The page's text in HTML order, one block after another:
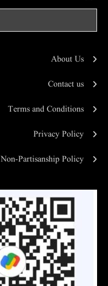
About Us
Contact us
Terms and Conditions
Privacy Policy
Non-Partisanship Policy